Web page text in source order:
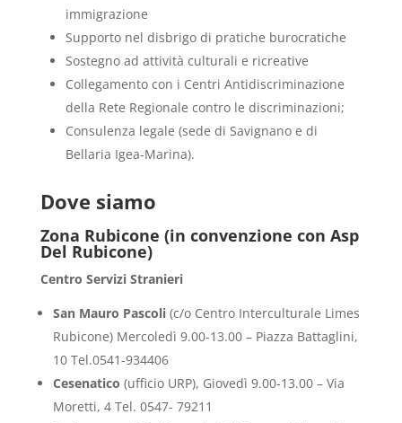
immigrazione
Supporto nel disbrigo di pratiche burocratiche
Sostegno ad attività culturali e ricreative
Collegamento con i Centri Antidiscriminazione
della Rete Regionale contro le discriminazioni;
Consulenza legale (sede di Savignano e di
Bellaria Igea-Marina).
Dove siamo
Zona Rubicone (in convenzione con Asp
Del Rubicone)
Centro Servizi Stranieri
San Mauro Pascoli (c/o Centro Interculturale Limes
Rubicone) Mercoledì 9.00-13.00 – Piazza Battaglini,
10 Tel.0541-934406
Cesenatico (ufficio URP), Giovedì 9.00-13.00 – Via
Moretti, 4 Tel. 0547- 79211